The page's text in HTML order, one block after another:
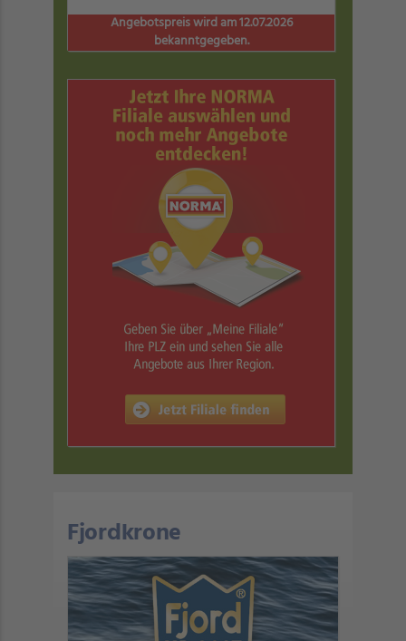
Angebotspreis wird am 12.07.2026
bekanntgegeben.
Fjordkrone